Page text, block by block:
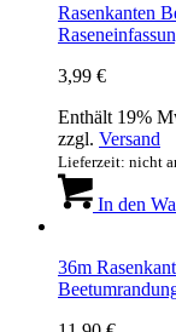
Rasenkanten
3,99 €
Enthält 19%
zzgl. Versand
Lieferzeit: nicht
In den
36m